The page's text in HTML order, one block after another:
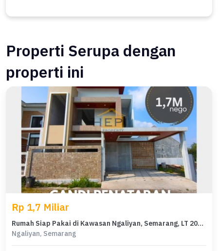
Properti Serupa dengan
properti ini
Rp 1,7 Miliar
Rumah Siap Pakai di Kawasan Ngaliyan, Semarang, LT 201m²
Ngaliyan, Semarang